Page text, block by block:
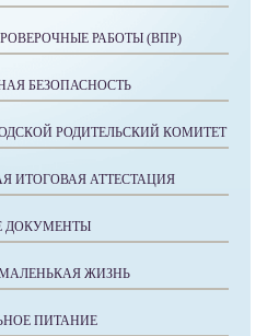
РАБОТЫ (ВПР)
БЕЗОПАСНОСТЬ
РОДИТЕЛЬСКИЙ КОМИТЕТ
ИТОГОВАЯ АТТЕСТАЦИЯ
ДОКУМЕНТЫ
ЖИЗНЬ
ПИТАНИЕ